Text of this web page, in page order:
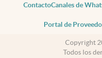
ContactoCanales de
Portal de
Copyright
Todos los